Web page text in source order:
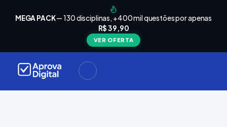
MEGA PACK— 130 disciplinas, +400 mil questões por apenas
R$ 39,90
VER OFERTA
Seu
loja e